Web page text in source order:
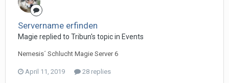
Servername erfinden
Magie replied to Tribun's topic in Events
Nemesis´ Schlucht Magie Server 6
April 11, 2019 28 replies